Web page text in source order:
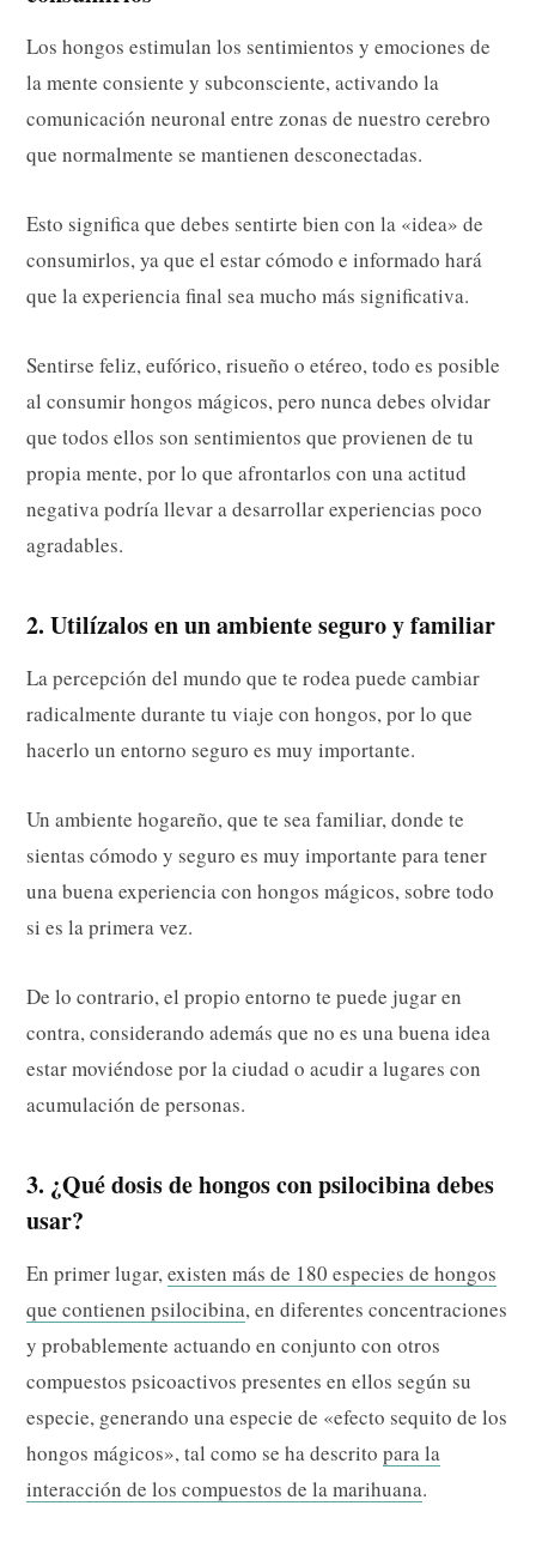
Los hongos estimulan los sentimientos y emociones de
la mente consiente y subconsciente, activando la
comunicación neuronal entre zonas de nuestro cerebro
que normalmente se mantienen desconectadas.
Esto significa que debes sentirte bien con la «idea» de
consumirlos, ya que el estar cómodo e informado hará
que la experiencia final sea mucho más significativa.
Sentirse feliz, eufórico, risueño o etéreo, todo es posible
al consumir hongos mágicos, pero nunca debes olvidar
que todos ellos son sentimientos que provienen de tu
propia mente, por lo que afrontarlos con una actitud
negativa podría llevar a desarrollar experiencias poco
agradables.
2. Utilízalos en un ambiente seguro y familiar
La percepción del mundo que te rodea puede cambiar
radicalmente durante tu viaje con hongos, por lo que
hacerlo un entorno seguro es muy importante.
Un ambiente hogareño, que te sea familiar, donde te
sientas cómodo y seguro es muy importante para tener
una buena experiencia con hongos mágicos, sobre todo
si es la primera vez.
De lo contrario, el propio entorno te puede jugar en
contra, considerando además que no es una buena idea
estar moviéndose por la ciudad o acudir a lugares con
acumulación de personas.
3. ¿Qué dosis de hongos con psilocibina debes
usar?
En primer lugar,existen más de 180 especies de hongos
que contienen psilocibina, en diferentes concentraciones
y probablemente actuando en conjunto con otros
compuestos psicoactivos presentes en ellos según su
especie, generando una especie de «efecto sequito de los
hongos mágicos», tal como se ha descrito para la
interacción de los compuestos de la marihuana.